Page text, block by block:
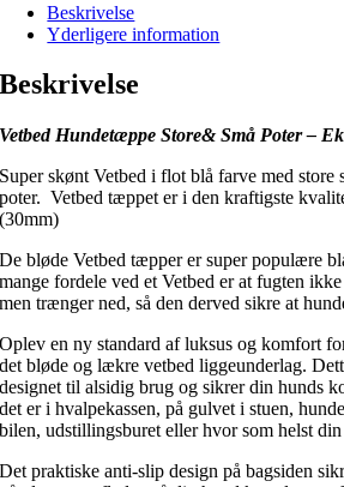
Beskrivelse
Yderligere information
Beskrivelse
Vetbed Hundetæppe Store& Små Poter –
Super skønt Vetbed i flot blå farve med store
poter. Vetbed tæppet er i den kraftigste
(30mm)
De bløde Vetbed tæpper er super populære
mange fordele ved et Vetbed er at fugten
men trænger ned, så den derved sikre at
Oplev en ny standard af luksus og komfort
det bløde og lækre vetbed liggeunderlag.
designet til alsidig brug og sikrer din hunds
det er i hvalpekassen, på gulvet i stuen,
bilen, udstillingsburet eller hvor som helst
Det praktiske anti-slip design på bagsiden